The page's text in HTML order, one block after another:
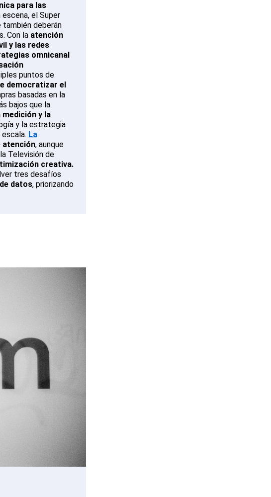
para las
el Super
también deberán
Con la atención
y las redes
omnicanal
puntos de
democratizar el
basadas en la
bajos que la
medición y la
y la estrategia
La
atención, aunque
Televisión de
creativa.
tres desafíos
datos, priorizando